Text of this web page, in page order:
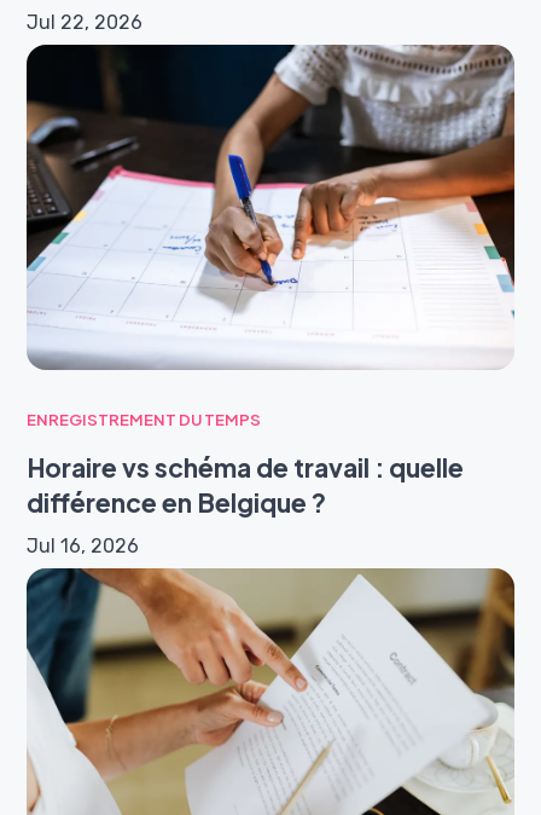
Jul 22, 2026
ENREGISTREMENT DU TEMPS
Horaire vs schéma de travail : quelle
différence en Belgique ?
Jul 16, 2026